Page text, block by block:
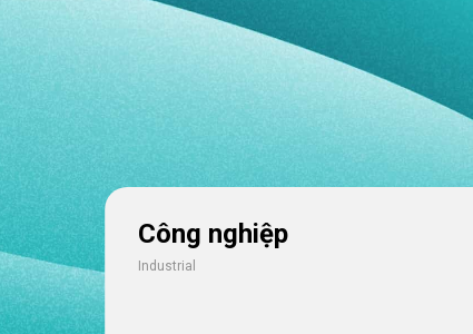
Công nghiệp
Industrial